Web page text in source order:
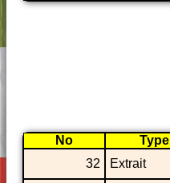
No Type
32
Extrait